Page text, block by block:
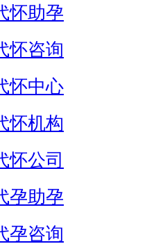
怀助孕
怀咨询
怀中心
怀机构
怀公司
孕助孕
孕咨询